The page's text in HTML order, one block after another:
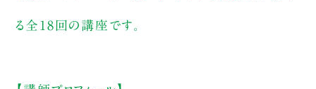
る全18回の講座です。